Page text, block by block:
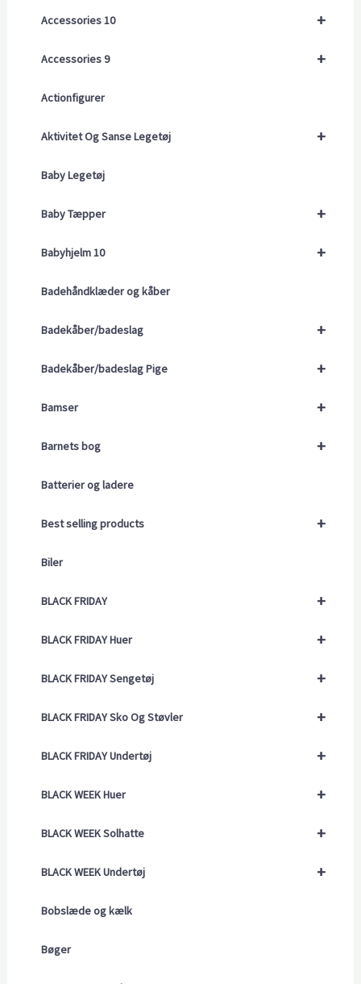
+
Accessories 10
+
Accessories 9
Actionfigurer
+
Aktivitet Og Sanse Legetøj
Baby Legetøj
+
Baby Tæpper
+
Babyhjelm 10
Badehåndklæder og kåber
+
Badekåber/badeslag
+
Badekåber/badeslag Pige
+
Bamser
+
Barnets bog
Batterier og ladere
+
Best selling products
Biler
+
BLACK FRIDAY
+
BLACK FRIDAY Huer
+
BLACK FRIDAY Sengetøj
+
BLACK FRIDAY Sko Og Støvler
+
BLACK FRIDAY Undertøj
+
BLACK WEEK Huer
+
BLACK WEEK Solhatte
+
BLACK WEEK Undertøj
Bobslæde og kælk
Bøger